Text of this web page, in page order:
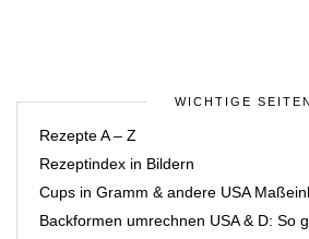
WICHTIGE SEITEN
Rezepte A – Z
Rezeptindex in Bildern
Cups in Gramm & andere USA
Backformen umrechnen USA & D: So